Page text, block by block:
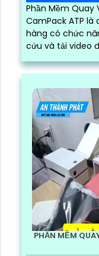
Phần Mềm Quay
CamPack ATP
hàng có chức
cứu và tải video
và nhanh chóng
PHẦN MỀM